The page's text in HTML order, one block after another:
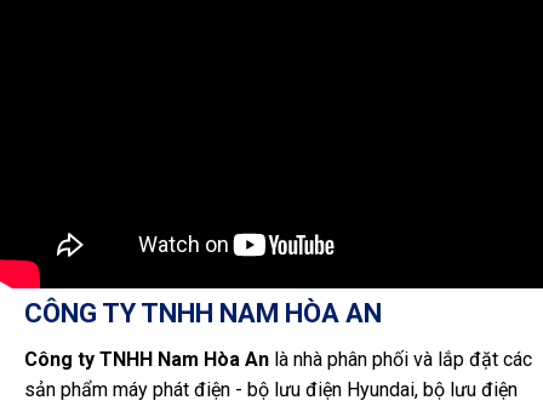
CÔNG TY TNHH NAM HÒA AN
Công ty TNHH Nam Hòa An là nhà phân phối và lắp đặt các
sản phẩm máy phát điện - bộ lưu điện Hyundai, bộ lưu điện